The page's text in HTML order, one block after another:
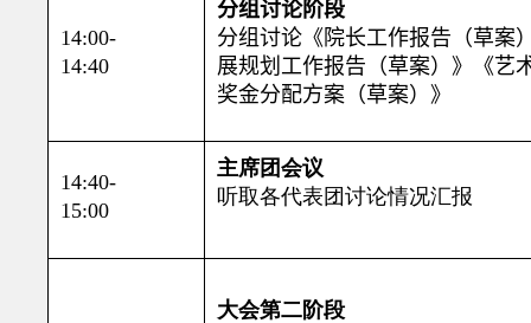
14:00-
14:40
分组讨论阶段
分组讨论 《 院长工作报告（草案
展规划工作报告（草案） 》
《艺
奖金分配方案（草案）》
14:40-
15:00
主席团会议
听取各代表团讨论情况汇报
大会第二阶段